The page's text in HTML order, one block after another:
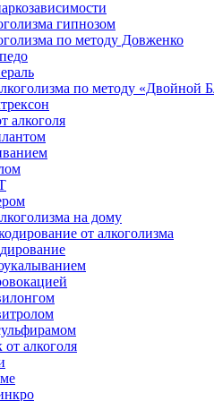
гипнозом
по методу Довженко
по методу «Двойной
алкоголя
на дому
от алкоголизма
алкоголя